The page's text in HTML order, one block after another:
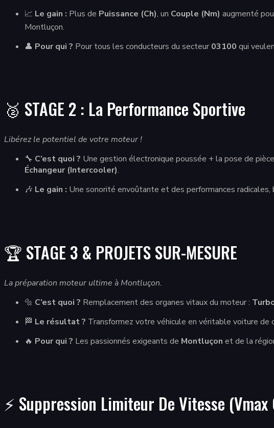
📈 Le gain : Plus de Puissance (Ch), un Couple (Nm) augmenté
Montluçon.
👤 Pour qui ? Pour tous les conducteurs du secteur 03100 qui
🥈 STAGE 2 : La Performance Sportive
Libérez le potentiel de votre moteur !
🔧 C’est quoi ? Une gestion électronique poussée + la pose de
Échangeur (Intercooler).
🎶 Le gain : Une sonorité envoûtante et des performances radicales,
🏆 STAGE 3 & PROJETS SUR-MESURE
La préparation moteur ultime à Montluçon.
🔩 C’est quoi ? Remplacement des organes vitaux du moteur :
🏁 Le résultat ? Transformez votre véhicule en véritable voiture de
🔥 Pour qui ? Les passionnés exigeants de Montluçon et de la
⚡ Suppression Limiteur De Vitesse